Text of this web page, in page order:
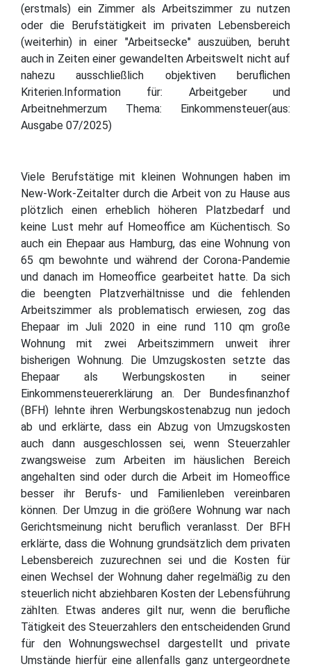
(erstmals) ein Zimmer als Arbeitszimmer zu nutzen
oder die Berufstätigkeit im privaten Lebensbereich
(weiterhin) in einer "Arbeitsecke" auszuüben, beruht
auch in Zeiten einer gewandelten Arbeitswelt nicht auf
nahezu ausschließlich objektiven beruflichen
Kriterien.Information für: Arbeitgeber und
Arbeitnehmerzum Thema: Einkommensteuer(aus:
Ausgabe 07/2025)
Viele Berufstätige mit kleinen Wohnungen haben im
New-Work-Zeitalter durch die Arbeit von zu Hause aus
plötzlich einen erheblich höheren Platzbedarf und
keine Lust mehr auf Homeoffice am Küchentisch. So
auch ein Ehepaar aus Hamburg, das eine Wohnung von
65 qm bewohnte und während der Corona-Pandemie
und danach im Homeoffice gearbeitet hatte. Da sich
die beengten Platzverhältnisse und die fehlenden
Arbeitszimmer als problematisch erwiesen, zog das
Ehepaar im Juli 2020 in eine rund 110 qm große
Wohnung mit zwei Arbeitszimmern unweit ihrer
bisherigen Wohnung. Die Umzugskosten setzte das
Ehepaar als Werbungskosten in seiner
Einkommensteuererklärung an. Der Bundesfinanzhof
(BFH) lehnte ihren Werbungskostenabzug nun jedoch
ab und erklärte, dass ein Abzug von Umzugskosten
auch dann ausgeschlossen sei, wenn Steuerzahler
zwangsweise zum Arbeiten im häuslichen Bereich
angehalten sind oder durch die Arbeit im Homeoffice
besser ihr Berufs- und Familienleben vereinbaren
können. Der Umzug in die größere Wohnung war nach
Gerichtsmeinung nicht beruflich veranlasst. Der BFH
erklärte, dass die Wohnung grundsätzlich dem privaten
Lebensbereich zuzurechnen sei und die Kosten für
einen Wechsel der Wohnung daher regelmäßig zu den
steuerlich nicht abziehbaren Kosten der Lebensführung
zählten. Etwas anderes gilt nur, wenn die berufliche
Tätigkeit des Steuerzahlers den entscheidenden Grund
für den Wohnungswechsel dargestellt und private
Umstände hierfür eine allenfalls ganz untergeordnete